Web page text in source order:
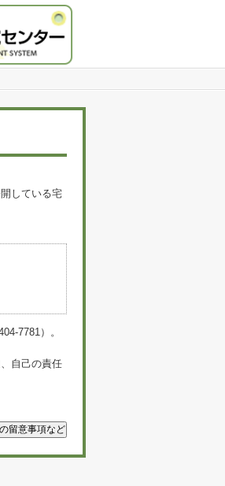
している宅
7781）。
自己の責任